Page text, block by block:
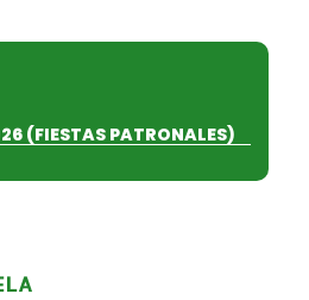
(FIESTAS PATRONALES)